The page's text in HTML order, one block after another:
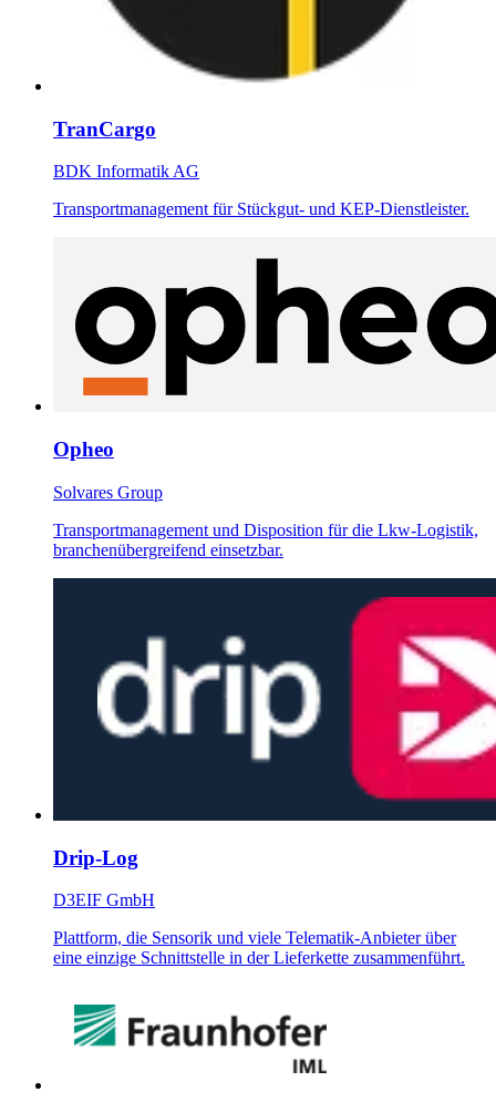
TranCargo
BDK Informatik AG
Transportmanagement für Stückgut- und KEP-Dienstleister.
Opheo
Solvares Group
Transportmanagement und Disposition für die Lkw-Logistik,
branchenübergreifend einsetzbar.
Drip-Log
D3EIF GmbH
Plattform, die Sensorik und viele Telematik-Anbieter über
eine einzige Schnittstelle in der Lieferkette zusammenführt.